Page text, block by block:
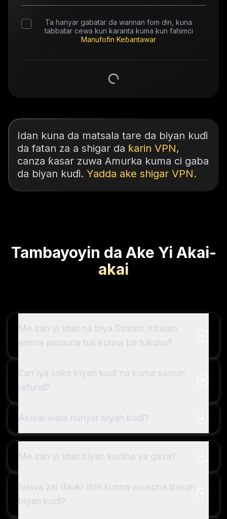
Ta hanyar gabatar da wannan fom ɗin, kuna
tabbatar cewa kun karanta kuma kun fahimci
Manufofin Keɓantawar
Idan kuna da matsala tare da biyan kuɗi
da fatan za a shigar da ƙarin VPN,
canza ƙasar zuwa Amurka kuma ci gaba
da biyan kuɗi. Yadda ake shigar VPN.
Tambayoyin da Ake Yi Akai-
akai
Me zan yi idan na biya Stream Xtream
amma asusuna bai kunna ba tukuna?
Zan iya soke biyan kuɗi na kuma samun
refund?
Akwai wata hanyar biyan kuɗi?
Me zan yi idan biyan kuɗina ya gaza?
Nawa zai ɗauki don kunna asusuna bayan
biyan kuɗi?